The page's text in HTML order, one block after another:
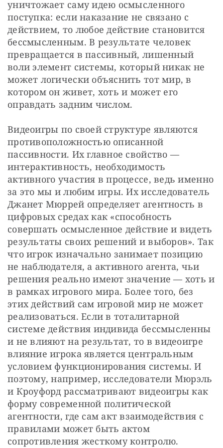
уничтожает саму идею осмысленного
поступка: если наказание не связано с
действием, то любое действие становится
бессмысленным. В результате человек
превращается в пассивный, лишенный
воли элемент системы, который никак не
может логически объяснить тот мир, в
котором он живет, хоть и может его
оправдать задним числом.
Видеоигры по своей структуре являются
противоположностью описанной
пассивности. Их главное свойство —
интерактивность, необходимость
активного участия в процессе, ведь именно
за это мы и любим игры. Их исследователь
Джанет Мюррей определяет агентность в
цифровых средах как «способность
совершать осмысленное действие и видеть
результаты своих решений и выборов». Так
что игрок изначально занимает позицию
не наблюдателя, а активного агента, чьи
решения реально имеют значение — хоть и
в рамках игрового мира. Более того, без
этих действий сам игровой мир не может
реализоваться. Если в тоталитарной
системе действия индивида бессмысленны
и не влияют на результат, то в видеоигре
влияние игрока является центральным
условием функционирования системы. И
поэтому, например, исследователи Мюрэль
и Кроуфорд рассматривают видеоигры как
форму современной политической
агентности, где сам акт взаимодействия с
правилами может быть актом
сопротивления жесткому контролю.